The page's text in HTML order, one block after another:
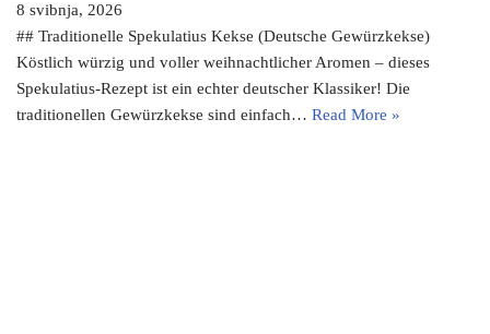
8 svibnja, 2026
## Traditionelle Spekulatius Kekse (Deutsche Gewürzkekse)
Köstlich würzig und voller weihnachtlicher Aromen – dieses
Spekulatius-Rezept ist ein echter deutscher Klassiker! Die
traditionellen Gewürzkekse sind einfach… Read More »